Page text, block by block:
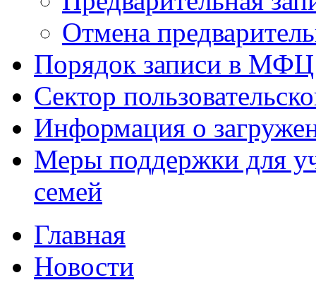
Отмена
Порядок записи в МФЦ
Сектор
Информация о
Меры поддержки для
семей
Главная
Новости